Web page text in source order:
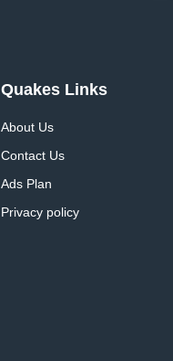
Quakes Links
About Us
Contact Us
Ads Plan
Privacy policy